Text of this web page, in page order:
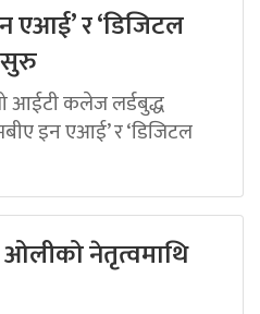
एआई’ र ‘डिजिटल
सुरु
आईटी कलेज लर्डबुद्ध
इन एआई’ र ‘डिजिटल
नेतृत्वमाथि